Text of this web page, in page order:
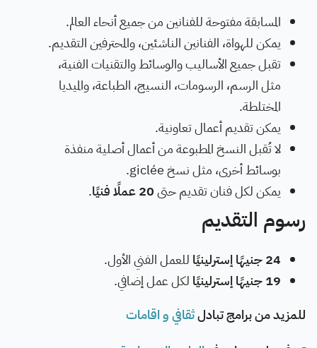
المسابقة مفتوحة للفنانين من جميع أنحاء العالم.
يمكن للهواة، الفنانين الناشئين، والمحترفين التقديم.
تقبل جميع الأساليب والوسائط والتقنيات الفنية،
مثل الرسم، الرسومات، النسيج، الطباعة، والميديا
المختلطة.
يمكن تقديم أعمال تعاونية.
لا تُقبل النسخ المطبوعة من أعمال أصلية منفذة
بوسائط أخرى، مثل نسخ giclée.
يمكن لكل فنان تقديم حتى20 عملًا فنيًا .
رسوم التقديم
24 جنيهًا إسترلينيًا
للعمل الفني الأول.
19 جنيهًا إسترلينيًا
لكل عمل إضافي.
للمزيد من برامج تبادلثقافي و اقامات